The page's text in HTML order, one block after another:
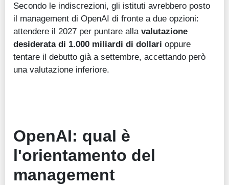
Secondo le indiscrezioni, gli istituti avrebbero posto
il management di OpenAI di fronte a due opzioni:
attendere il 2027 per puntare alla valutazione
desiderata di 1.000 miliardi di dollari oppure
tentare il debutto già a settembre, accettando però
una valutazione inferiore.
OpenAI: qual è
l'orientamento del
management